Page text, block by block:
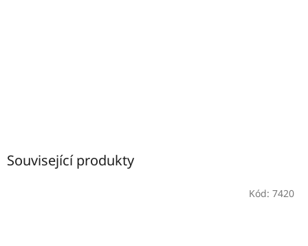
Související produkty
Kód: 7420